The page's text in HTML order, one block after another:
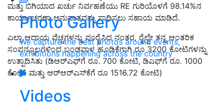
Photo Gallery
We capture the best photos around events,
exhibitions happening across the country
Videos
ಮತ್ತು ಬಿಗಿಯಾದ ಖರ್ಚು ನಿರ್ವಹಣೆಯು RE ಗುರಿಯೊಳಗೆ 98.14%ನ
ಕಾರ್ಯಾಚರಣಾ ಅನುಪಾತವನ್ನು ಸಾಧಿಸಲು ಸಹಾಯ ಮಾಡಿದೆ.
ಎಲ್ಲಾ ಆದಾಯ ವೆಚ್ಚಗಳನ್ನು ಪೂರೈಸಿದ ನಂತರ, ರೈಲ್ವೇ ತನ್ನ ಆಂತರಿಕ
ಸಂಪನ್ಮೂಲಗಳಿಂದ ಬಂಡವಾಳ ಹೂಡಿಕೆಗಾಗಿ ರೂ 3200 ಕೋಟಿಗಳನ್ನು
ಉತ್ಪಾದಿಸಿತು (ಡಿಆರ್‌ಎಫ್‌ಗೆ ರೂ. 700 ಕೋಟಿ, ಡಿಎಫ್‌ಗೆ ರೂ. 1000
ಕೋಟಿ ಮತ್ತು ಆರ್‌ಆರ್‌ಎಸ್‌ಕೆಗೆ ರೂ 1516.72 ಕೋಟಿ)